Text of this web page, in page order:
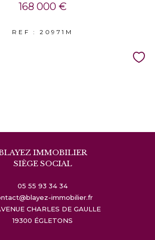
168 000 €
REF : 20971M
IMMOBILIER
SIÈGE SOCIAL
05 55 93 34 34
immobilier.fr
CHARLES DE GAULLE
19300
ÉGLETONS